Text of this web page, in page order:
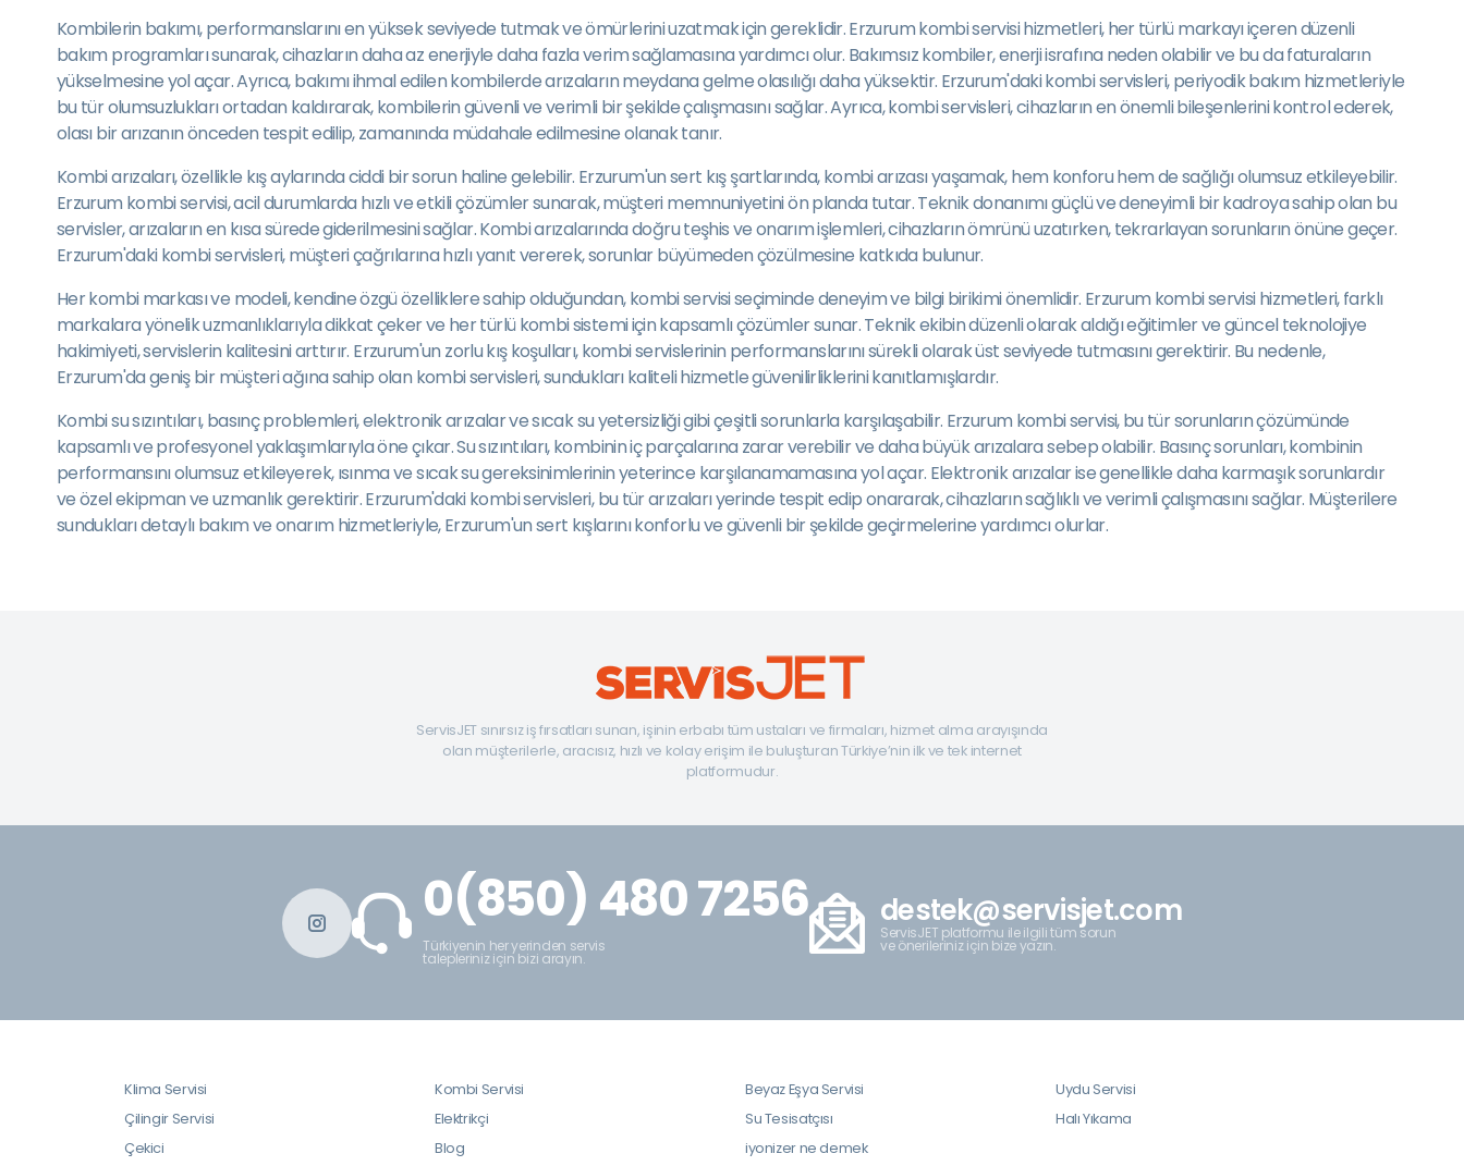
Kombilerin bakımı, performanslarını en yüksek seviyede tutmak ve ömürlerini uzatmak için gereklidir. Erzurum kombi servisi hizmetleri, her türlü markayı içeren düzenli
bakım programları sunarak, cihazların daha az enerjiyle daha fazla verim sağlamasına yardımcı olur. Bakımsız kombiler, enerji israfına neden olabilir ve bu da faturaların
yükselmesine yol açar. Ayrıca, bakımı ihmal edilen kombilerde arızaların meydana gelme olasılığı daha yüksektir. Erzurum'daki kombi servisleri, periyodik bakım hizmetleriyle
bu tür olumsuzlukları ortadan kaldırarak, kombilerin güvenli ve verimli bir şekilde çalışmasını sağlar. Ayrıca, kombi servisleri, cihazların en önemli bileşenlerini kontrol ederek,
olası bir arızanın önceden tespit edilip, zamanında müdahale edilmesine olanak tanır.
Kombi arızaları, özellikle kış aylarında ciddi bir sorun haline gelebilir. Erzurum'un sert kış şartlarında, kombi arızası yaşamak, hem konforu hem de sağlığı olumsuz etkileyebilir.
Erzurum kombi servisi, acil durumlarda hızlı ve etkili çözümler sunarak, müşteri memnuniyetini ön planda tutar. Teknik donanımı güçlü ve deneyimli bir kadroya sahip olan bu
servisler, arızaların en kısa sürede giderilmesini sağlar. Kombi arızalarında doğru teşhis ve onarım işlemleri, cihazların ömrünü uzatırken, tekrarlayan sorunların önüne geçer.
Erzurum'daki kombi servisleri, müşteri çağrılarına hızlı yanıt vererek, sorunlar büyümeden çözülmesine katkıda bulunur.
Her kombi markası ve modeli, kendine özgü özelliklere sahip olduğundan, kombi servisi seçiminde deneyim ve bilgi birikimi önemlidir. Erzurum kombi servisi hizmetleri, farklı
markalara yönelik uzmanlıklarıyla dikkat çeker ve her türlü kombi sistemi için kapsamlı çözümler sunar. Teknik ekibin düzenli olarak aldığı eğitimler ve güncel teknolojiye
hakimiyeti, servislerin kalitesini arttırır. Erzurum'un zorlu kış koşulları, kombi servislerinin performanslarını sürekli olarak üst seviyede tutmasını gerektirir. Bu nedenle,
Erzurum'da geniş bir müşteri ağına sahip olan kombi servisleri, sundukları kaliteli hizmetle güvenilirliklerini kanıtlamışlardır.
Kombi su sızıntıları, basınç problemleri, elektronik arızalar ve sıcak su yetersizliği gibi çeşitli sorunlarla karşılaşabilir. Erzurum kombi servisi, bu tür sorunların çözümünde
kapsamlı ve profesyonel yaklaşımlarıyla öne çıkar. Su sızıntıları, kombinin iç parçalarına zarar verebilir ve daha büyük arızalara sebep olabilir. Basınç sorunları, kombinin
performansını olumsuz etkileyerek, ısınma ve sıcak su gereksinimlerinin yeterince karşılanamamasına yol açar. Elektronik arızalar ise genellikle daha karmaşık sorunlardır
ve özel ekipman ve uzmanlık gerektirir. Erzurum'daki kombi servisleri, bu tür arızaları yerinde tespit edip onararak, cihazların sağlıklı ve verimli çalışmasını sağlar. Müşterilere
sundukları detaylı bakım ve onarım hizmetleriyle, Erzurum'un sert kışlarını konforlu ve güvenli bir şekilde geçirmelerine yardımcı olurlar.
ServisJET sınırsız iş fırsatları sunan, işinin erbabı tüm ustaları ve firmaları, hizmet alma arayışında
olan müşterilerle, aracısız, hızlı ve kolay erişim ile buluşturan Türkiye’nin ilk ve tek internet
platformudur.
0(850) 480 7256
Türkiyenin her yerinden servis
talepleriniz için bizi arayın.
destek@servisjet.com
ServisJET platformu ile ilgili tüm sorun
ve önerileriniz için bize yazın.
Klima Servisi Kombi Servisi Beyaz Eşya Servisi
Uydu Servisi
Çilingir Servisi
Elektrikçi Su Tesisatçısı
Halı Yıkama
Çekici
Blog iyonizer ne demek